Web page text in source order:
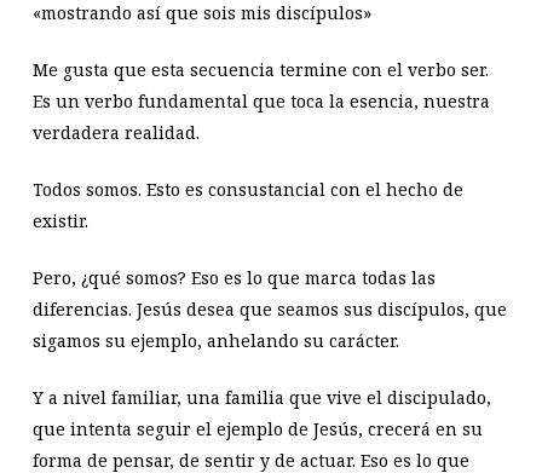
«mostrando así que sois mis discípulos»
Me gusta que esta secuencia termine con el verbo ser.
Es un verbo fundamental que toca la esencia, nuestra
verdadera realidad.
Todos somos. Esto es consustancial con el hecho de
existir.
Pero, ¿qué somos? Eso es lo que marca todas las
diferencias. Jesús desea que seamos sus discípulos, que
sigamos su ejemplo, anhelando su carácter.
Y a nivel familiar, una familia que vive el discipulado,
que intenta seguir el ejemplo de Jesús, crecerá en su
forma de pensar, de sentir y de actuar. Eso es lo que